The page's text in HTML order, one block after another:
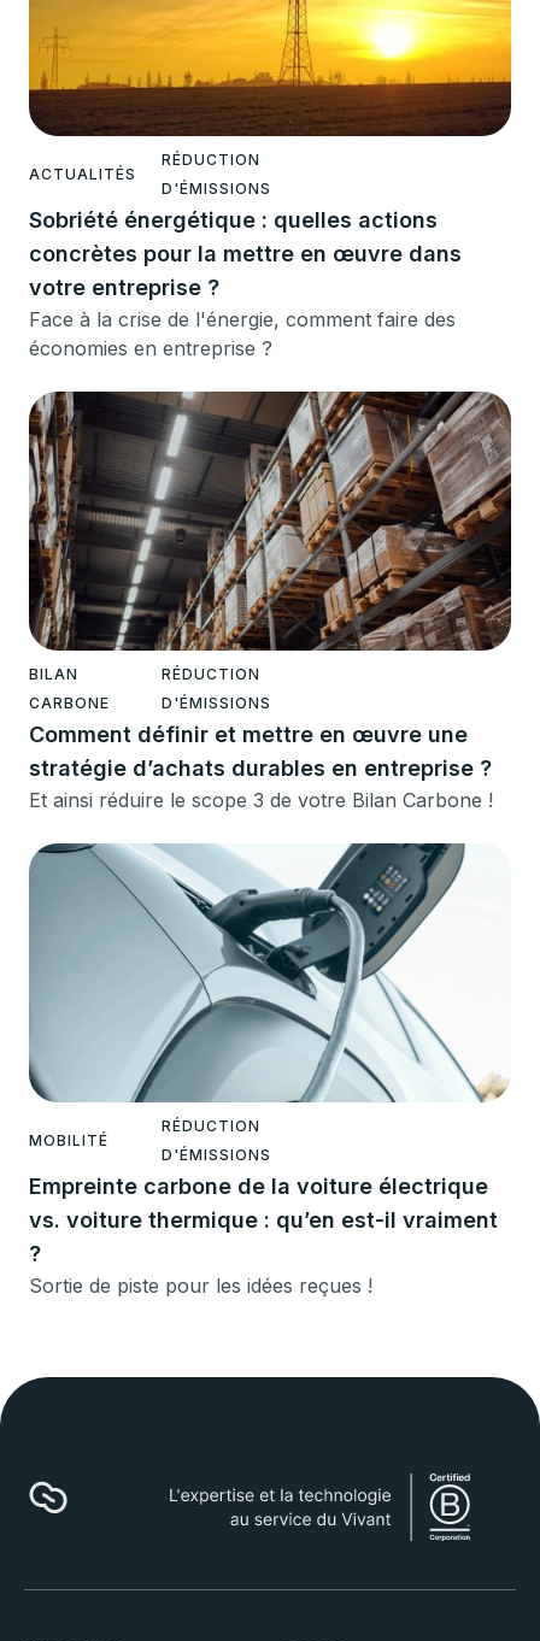
ACTUALITÉS
RÉDUCTION
D'ÉMISSIONS
Sobriété énergétique : quelles actions
concrètes pour la mettre en œuvre dans
votre entreprise ?
Face à la crise de l'énergie, comment faire des
économies en entreprise ?
BILAN
CARBONE
RÉDUCTION
D'ÉMISSIONS
Comment définir et mettre en œuvre une
stratégie d’achats durables en entreprise ?
Et ainsi réduire le scope 3 de votre Bilan Carbone !
MOBILITÉ
RÉDUCTION
D'ÉMISSIONS
Empreinte carbone de la voiture électrique
vs. voiture thermique : qu’en est-il vraiment
?
Sortie de piste pour les idées reçues !